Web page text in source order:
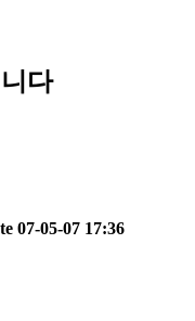
다
07-05-07 17:36